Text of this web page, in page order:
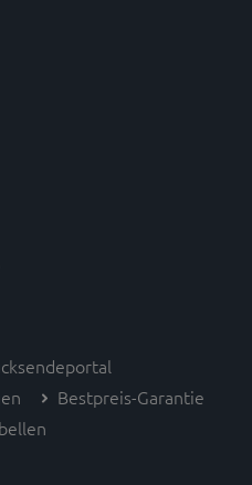
Bestpreis-Garantie